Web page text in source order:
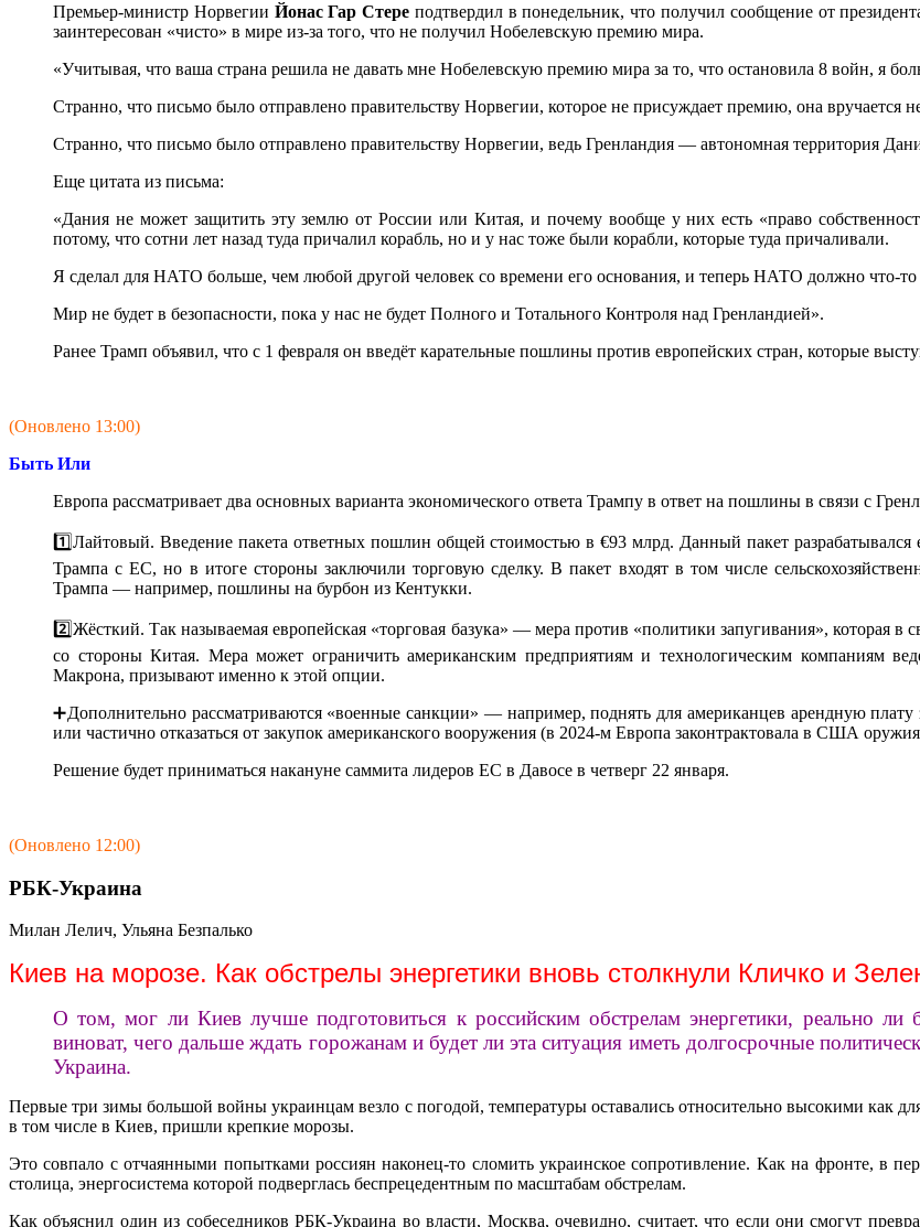
Премьер-министр Норвегии Йонас Гар Стере подтвердил в понедельник, что получил сообщение от
заинтересован «чисто» в мире из-за того, что не получил Нобелевскую премию мира.
«Учитывая, что ваша страна решила не давать мне Нобелевскую премию мира за то, что остановила 8 войн, я
Странно, что письмо было отправлено правительству Норвегии, которое не присуждает премию, она вручается
Странно, что письмо было отправлено правительству Норвегии, ведь Гренландия — автономная территория
Еще цитата из письма:
«Дания не может защитить эту землю от России или Китая, и почему вообще у них есть «право
потому, что сотни лет назад туда причалил корабль, но и у нас тоже были корабли, которые туда причаливали.
Я сделал для НАТО больше, чем любой другой человек со времени его основания, и теперь НАТО должно что-
Мир не будет в безопасности, пока у нас не будет Полного и Тотального Контроля над Гренландией».
Ранее Трамп объявил, что с 1 февраля он введёт карательные пошлины против европейских стран, которые
(Оновлено 13:00)
Быть Или
Европа рассматривает два основных варианта экономического ответа Трампу в ответ на пошлины в связи с
1️⃣Лайтовый. Введение пакета ответных пошлин общей стоимостью в €93 млрд. Данный пакет
Трампа с ЕС, но в итоге стороны заключили торговую сделку. В пакет входят в том числе
Трампа — например, пошлины на бурбон из Кентукки.
2️⃣Жёсткий. Так называемая европейская «торговая базука» — мера против «политики запугивания», которая в
со стороны Китая. Мера может ограничить американским предприятиям и технологическим компаниям
Макрона, призывают именно к этой опции.
➕Дополнительно рассматриваются «военные санкции» — например, поднять для американцев арендную
или частично отказаться от закупок американского вооружения (в 2024-м Европа законтрактовала в США
Решение будет приниматься накануне саммита лидеров ЕС в Давосе в четверг 22 января.
(Оновлено 12:00)
РБК-Украина
Милан Лелич, Ульяна Безпалько
Киев на морозе. Как обстрелы энергетики вновь столкнули Кличко и
О том, мог ли Киев лучше подготовиться к российским обстрелам энергетики, реально
виноват, чего дальше ждать горожанам и будет ли эта ситуация иметь долгосрочные
Украина.
Первые три зимы большой войны украинцам везло с погодой, температуры оставались относительно высокими как
в том числе в Киев, пришли крепкие морозы.
Это совпало с отчаянными попытками россиян наконец-то сломить украинское сопротивление. Как на фронте, в
столица, энергосистема которой подверглась беспрецедентным по масштабам обстрелам.
Как объяснил один из собеседников РБК-Украина во власти, Москва, очевидно, считает, что если они смогут